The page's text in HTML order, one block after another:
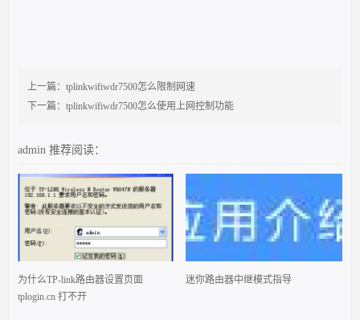
上一篇：tplinkwifiwdr7500怎么限制网速
下一篇：tplinkwifiwdr7500怎么使用上网控制功能
admin推荐阅读：
为什么TP-link路由器设置页面
tplogin.cn 打不开
迷你路由器中继模式指导